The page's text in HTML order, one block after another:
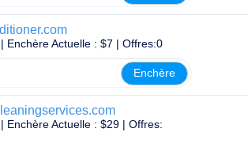
Enchère Actuelle : $7 | Offres:0
Enchère
Enchère Actuelle : $29 | Offres: